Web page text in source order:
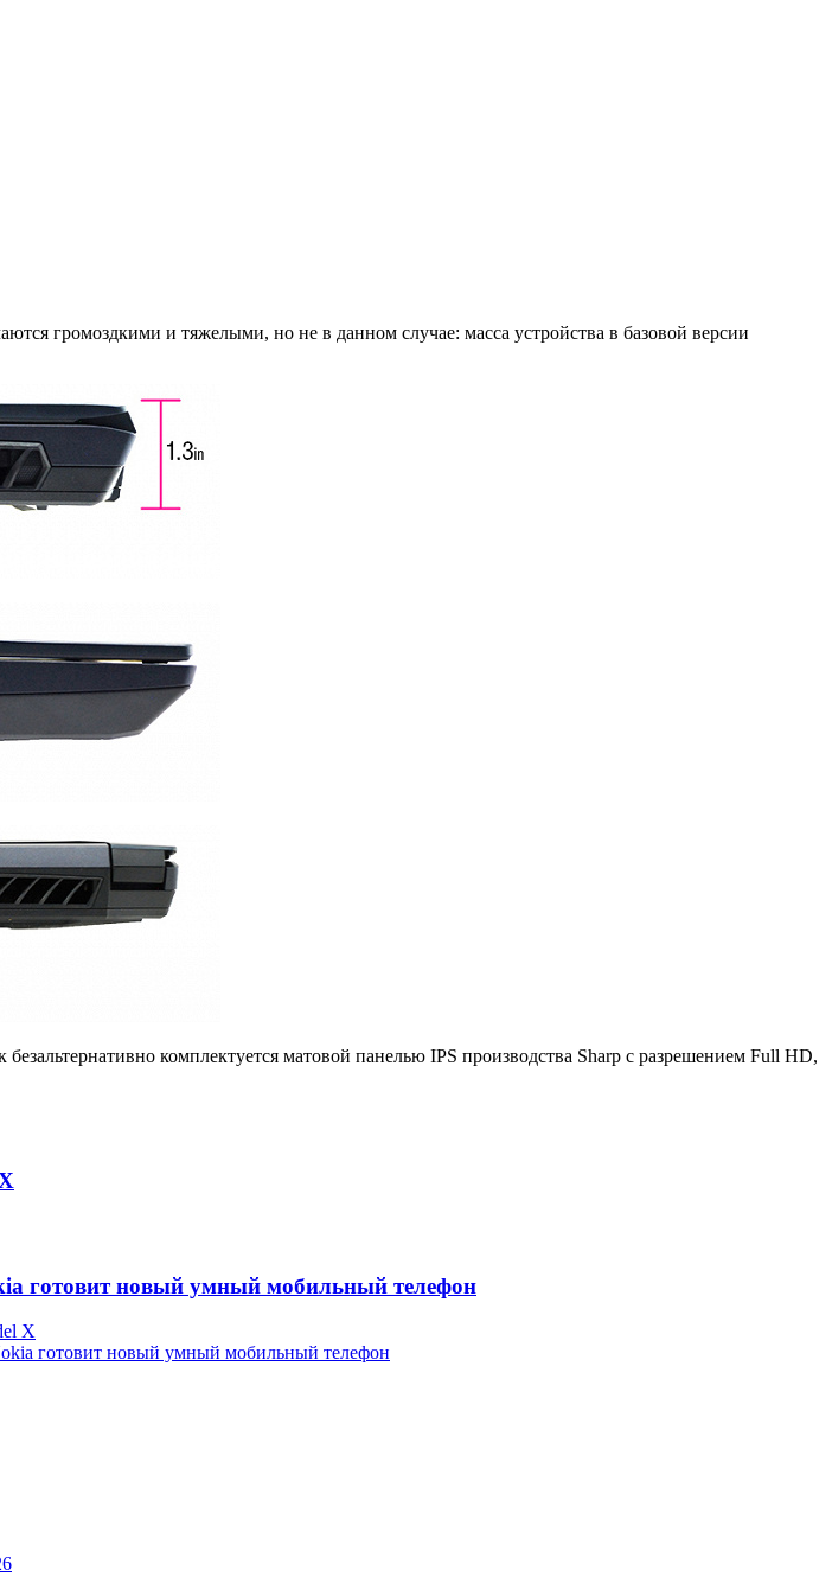
громоздкими и тяжелыми, но не в данном случае: масса устройства в базовой версии
комплектуется матовой панелью IPS производства Sharp с разрешением Full HD,
готовит новый умный мобильный телефон
X
готовит новый умный мобильный телефон